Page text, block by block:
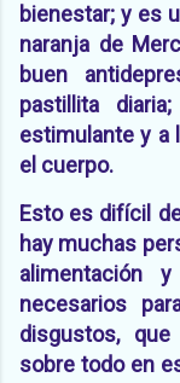
bienestar; y es
naranja de
buen
pastillita
estimulante y a
el cuerpo.
Esto es difícil
hay muchas
alimentación
necesarios
disgustos,
sobre todo en